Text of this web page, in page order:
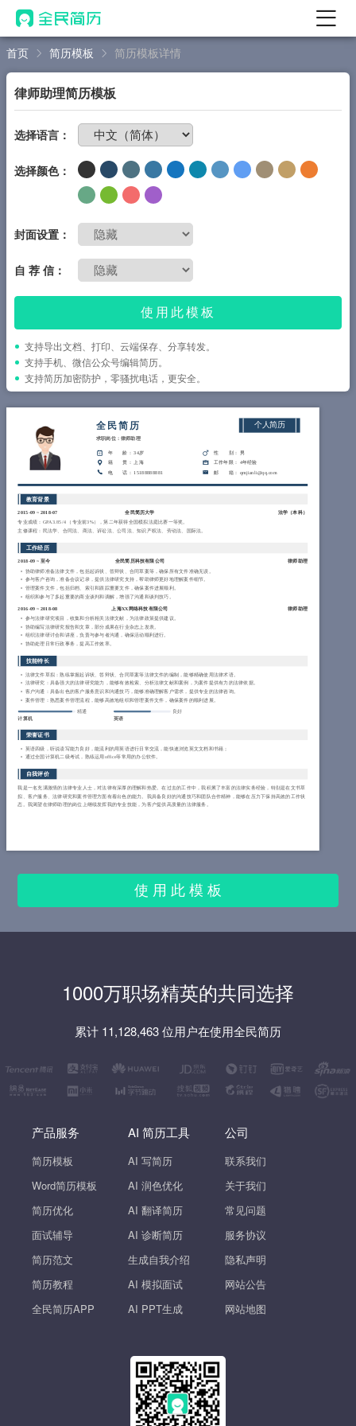
首页
AI 简历工具
AI 优化简历
AI 翻译简历
AI 诊断简历
AI 模拟面试
面试自我介绍
简历教程
登录 / 注册
首页 简历模板 简历模板详情
律师助理简历模板
选择语言：
选择颜色：
封面设置：
自 荐 信：
使用此模板
支持导出文档、打印、云端保存、分享转发。
支持手机、微信公众号编辑简历。
支持简历加密防护，零骚扰电话，更安全。
个人简历
全民简历
求职岗位：律师助理
年 龄 ： 34岁 性 别： 男
籍 贯 ： 上海 工作年限 ： 4年经验
电 话 ： 15188888881 邮 箱： qmjianli@qq.com
教育背景
2015-09 ~ 2018-07 全民简历大学 法学（本科）
专业成绩：GPA 3.85/4 （专业前3%），第二年获得全国模拟法庭比赛一等奖。
主修课程：民法学、合同法、商法、诉讼法、公司法、知识产权法、劳动法、国际法。
工作经历
2018-09 ~ 至今 全民简历科技有限公司
律师助理
协助律师准备法律文件，包括起诉状、答辩状、合同草案等，确保所有文件准确无误。
参与客户咨询，准备会议记录，提供法律研究支持，帮助律师更好地理解案件细节。
管理案件文件，包括归档、索引和跟踪重要文件，确保案件进展顺利。
组织和参与了多起重要的商业谈判和调解，增强了沟通和谈判技巧。
2016-09 ~ 2018-08 上海XX网络科技有限公司
律师助理
参与法律研究项目，收集和分析相关法律文献，为法律政策提供建议。
协助编写法律研究报告和文章，部分成果在行业杂志上发表。
组织法律研讨会和讲座，负责与参与者沟通，确保活动顺利进行。
协助处理日常行政事务，提高工作效率。
技能特长
法律文件草拟：熟练掌握起诉状、答辩状、合同草案等法律文件的编制，能够精确使用法律术语。
法律研究：具备强大的法律研究能力，能够有效检索、分析法律文献和案例，为案件提供有力的法律依据。
客户沟通：具备出色的客户服务意识和沟通技巧，能够准确理解客户需求，提供专业的法律咨询。
案件管理：熟悉案件管理流程，能够高效地组织和管理案件文件，确保案件的顺利进展。
计算机
精通
英语
良好
荣誉证书
英语四级，听说读写能力良好，能流利的用英语进行日常交流，能快速浏览英文文档和书籍；
通过全国计算机二级考试，熟练运用office等常用的办公软件。
自我评价
我是一名充满激情的法律专业人士，对法律有深厚的理解和热爱。在过去的工作中，我积累了丰富的法律实务经验，特别是在文书草
拟、客户服务、法律研究和案件管理方面有着出色的能力。我具备良好的沟通技巧和团队合作精神，能够在压力下保持高效的工作状
态。我渴望在律师助理的岗位上继续发挥我的专业技能，为客户提供高质量的法律服务。
使 用 此 模 板
1000万职场精英的共同选择
累计 11,128,463 位用户在使用全民简历
产品服务
简历模板
Word简历模板
简历优化
面试辅导
简历范文
简历教程
全民简历APP
AI 简历工具
AI 写简历
AI 润色优化
AI 翻译简历
AI 诊断简历
生成自我介绍
AI 模拟面试
AI PPT生成
公司
联系我们
关于我们
常见问题
服务协议
隐私声明
网站公告
网站地图